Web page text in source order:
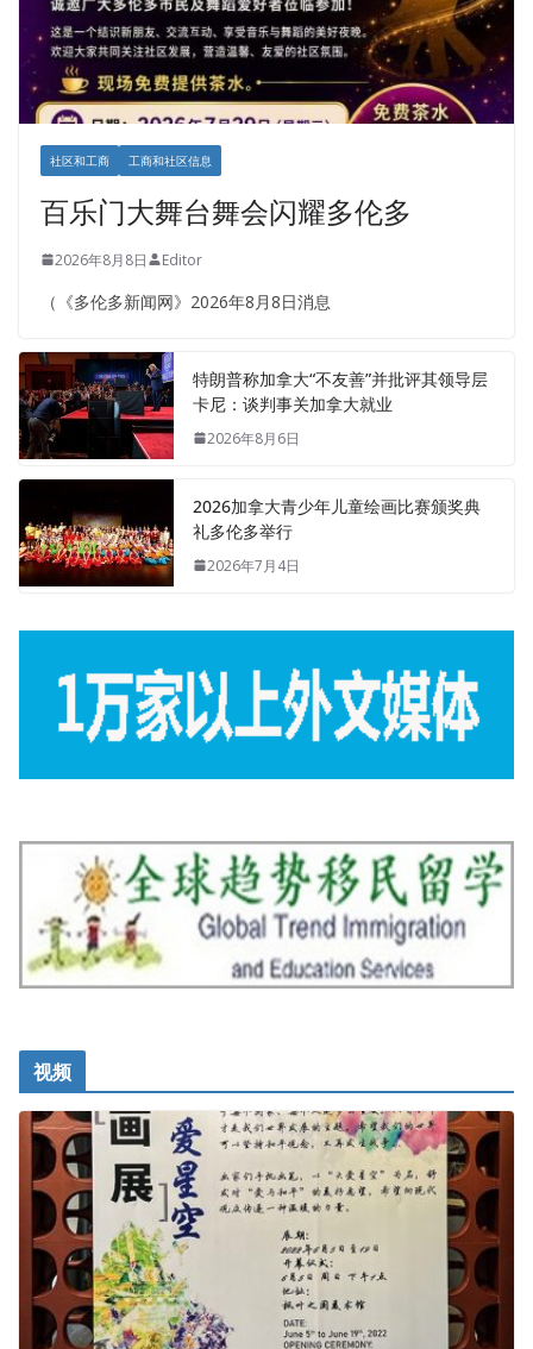
社区和工商 工商和社区信息
百乐门大舞台舞会闪耀多伦多
2026年8月8日 Editor
（《多伦多新闻网》2026年8月8日消息
特朗普称加拿大“不友善”并批评其领导层
卡尼：谈判事关加拿大就业
2026年8月6日
2026加拿大青少年儿童绘画比赛颁奖典
礼多伦多举行
2026年7月4日
视频